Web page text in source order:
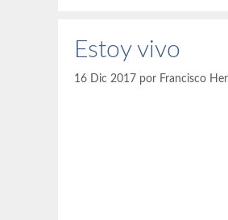
Estoy vivo
16 Dic 2017 por Francisco